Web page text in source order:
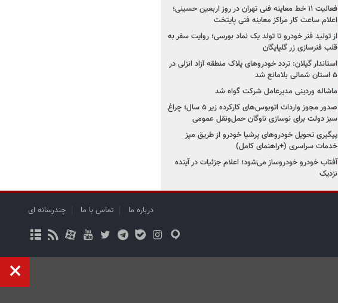
فعالیت ۱۱ خط معاینه فنی تهران در روز اربعین حسینی؛
اعلام ساعت کار مراکز معاینه فنی پایتخت
از تولید فنر خودرو تا تولد یک نماد بورسی؛ روایت سفر به
قلب فنرسازی زر گلپایگان
استاندار گیلان: تردد خودروهای پلاک منطقه آزاد انزلی در
۵ استان شمالی بلامانع شد
ماشاله وردینی مدیرعامل شرکت گواه شد
صدور مجوز واردات اتوبوس‌های کارکرده زیر ۵ سال؛ چراغ
سبز دولت برای نوسازی ناوگان حمل‌ونقل عمومی
پیگیری تحویل خودروهای پرشیا خودرو از طریق میز
خدمات سراسری (+راهنمای کامل)
آفتاب خودرو خودروساز می‌شود؛ اعلام جزئیات در آینده
نزدیک
درباره ما تماس با ما چندرسانه ای